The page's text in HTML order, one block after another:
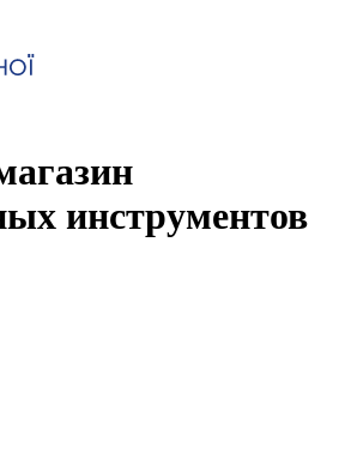
инструментов